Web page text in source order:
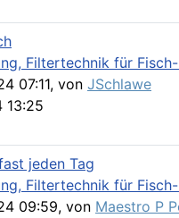
Filtertechnik für
07:11, von JSchlawe
13:25
jeden Tag
Filtertechnik für
09:59, von Maestro P